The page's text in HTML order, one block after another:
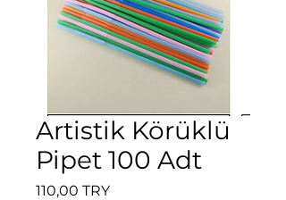
Artistik Körüklü
Pipet 100 Adt
110,00 TRYPreis